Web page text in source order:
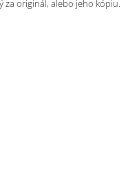
za originál, alebo jeho kópiu.